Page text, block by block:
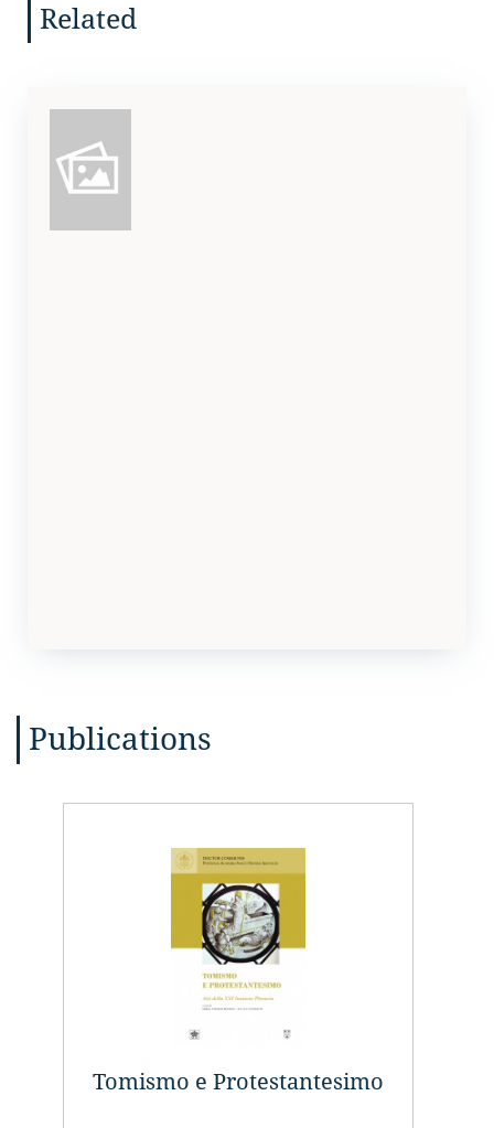
Related
Publications
Tomismo e Protestantesimo